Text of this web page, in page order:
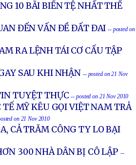
10 BÃI BIỂN TỆ NHẤT THẾ
ĐẾN VẤN ĐỀ ĐẤT ĐAI-- posted on
RA LỆNH TÁI CƠ CẤU TẬP
SAU KHI NHẬN -- posted on 21 Nov
TUYỆT THỰC -- posted on 21 Nov 2010
MỸ KÊU GỌI VIỆT NAM TRẢ
on 21 Nov 2010
CẢ TRĂM CÔNG TY LO BẠI
300 NHÀ DÂN BỊ CÔ LẬP --